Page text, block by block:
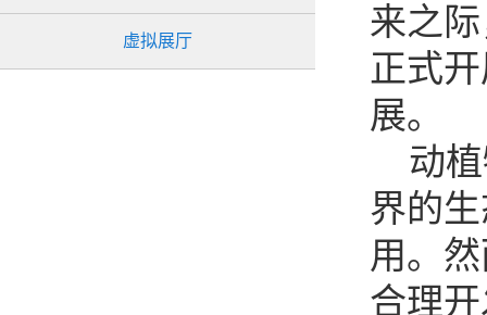
虚拟展厅
来之
正式
展。
动植
界的
用。
合理